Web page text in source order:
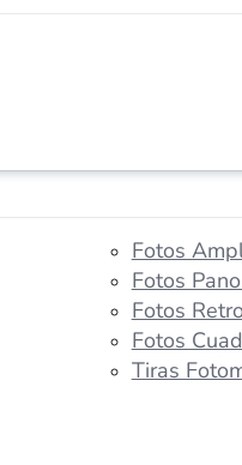
Fotos
Fotos
Fotos Retro
Fotos
Tiras